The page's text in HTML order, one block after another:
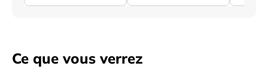
Ce que vous verrez